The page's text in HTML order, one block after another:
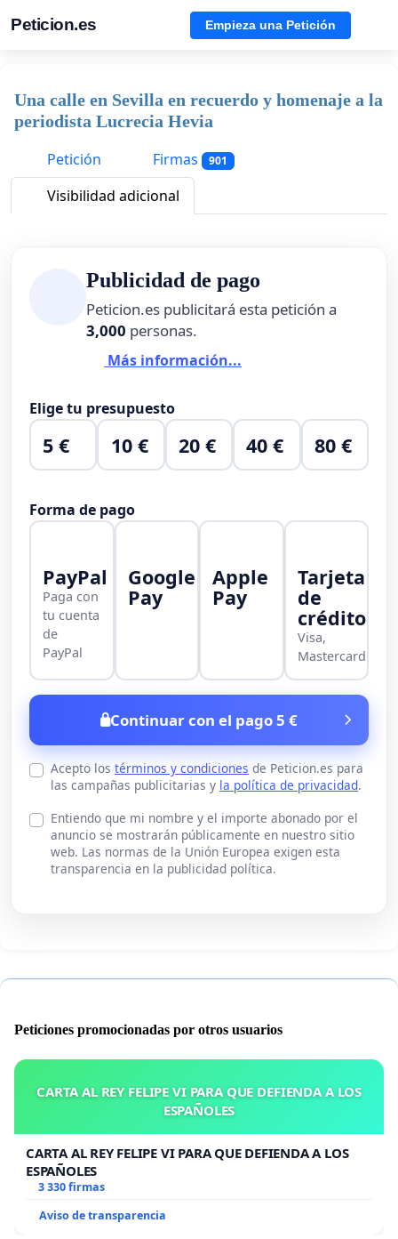
Peticion.es Empieza una Petición
Una calle en Sevilla en recuerdo y homenaje a la
periodista Lucrecia Hevia
Petición
Firmas 901
Visibilidad adicional
Publicidad de pago
Peticion.es publicitará esta petición a
3,000 personas.
Más información...
Elige tu presupuesto
5 € 10 € 20 € 40 € 80 €
Forma de pago
PayPal
Paga con
tu cuenta
de
PayPal
Google
Pay
Apple
Pay
Tarjeta
de
crédito
Visa,
Mastercard
Continuar con el pago 5 €
Acepto los términos y condiciones de Peticion.es para
las campañas publicitarias y la política de privacidad.
Entiendo que mi nombre y el importe abonado por el
anuncio se mostrarán públicamente en nuestro sitio
web. Las normas de la Unión Europea exigen esta
transparencia en la publicidad política.
Peticiones promocionadas por otros usuarios
CARTA AL REY FELIPE VI PARA QUE DEFIENDA A LOS
ESPAÑOLES
CARTA AL REY FELIPE VI PARA QUE DEFIENDA A LOS
ESPAÑOLES
3 330 firmas
Aviso de transparencia